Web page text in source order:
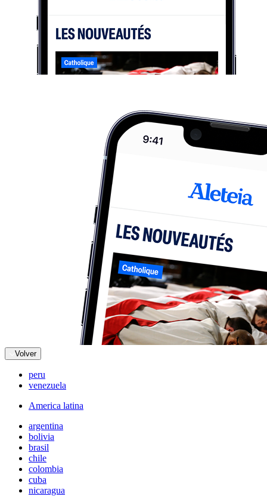
Volver
peru
venezuela
America latina
argentina
bolivia
brasil
chile
colombia
cuba
nicaragua